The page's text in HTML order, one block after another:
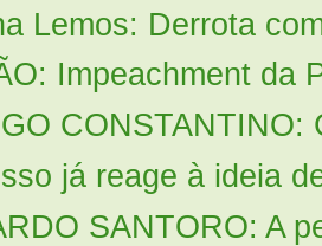
Lemos: Derrota
Impeachment da
já reage à ideia
SANTORO: A